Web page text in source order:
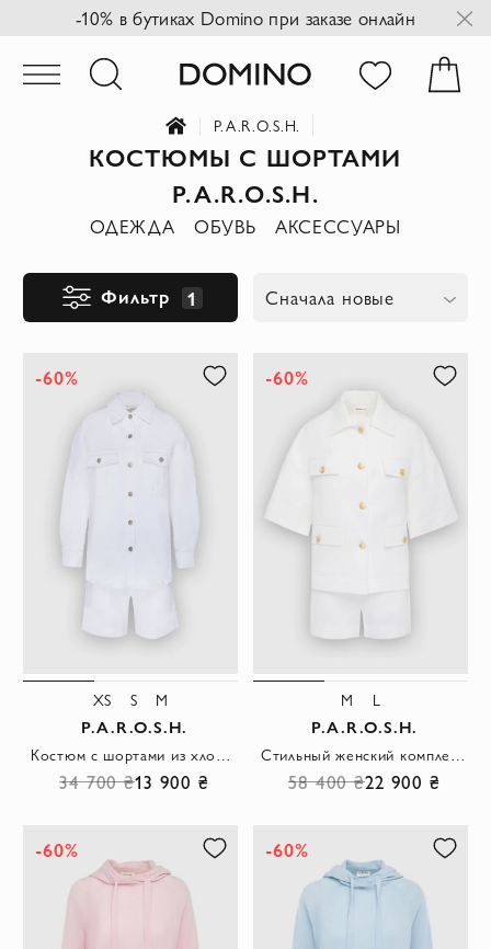
-10% в бутиках Domino при заказе онлайн
P.A.R.O.S.H.
КОСТЮМЫ С ШОРТАМИ
P.A.R.O.S.H.
ОДЕЖДА ОБУВЬ АКСЕССУАРЫ
Фильтр 1 Сначала новые
-60%
XS S M
P.A.R.O.S.H.
Костюм с шортами из хлопка и эластана белый женский
34 700 ₴13 900 ₴
-60%
M L
P.A.R.O.S.H.
Стильный женский комплект белый с акцентными пуговицами и шортами
58 400 ₴22 900 ₴
-60% -60%